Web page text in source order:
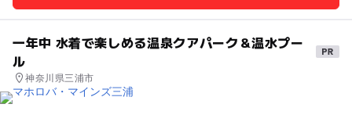
一年中 水着で楽しめる温泉クアパーク＆温水プー
ル
神奈川県三浦市